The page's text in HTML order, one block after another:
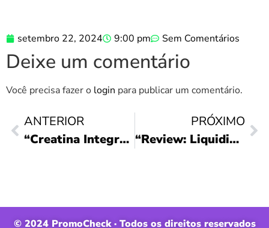
setembro 22, 2024 9:00 pm Sem Comentários
Deixe um comentário
Você precisa fazer o login para publicar um comentário.
ANTERIOR
“Creatina Integralmédica: Potencialize Seus Treinos!”
PRÓXIMO
“Review: Liquidificador Osterizer Clássico 700W”
© 2024 PromoCheck · Todos os direitos reservados